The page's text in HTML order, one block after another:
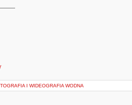
I WIDEOGRAFIA WODNA